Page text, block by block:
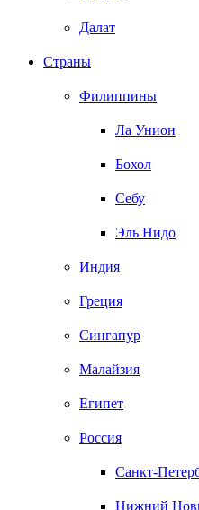
Далат
Страны
Филиппины
Ла Унион
Бохол
Себу
Эль Нидо
Индия
Греция
Сингапур
Малайзия
Египет
Россия
Санкт-
Нижний